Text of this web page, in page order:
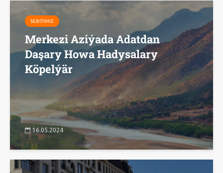
SEBITIMIZ
Merkezi Aziýada Adatdan
Daşary Howa Hadysalary
Köpelýär
16.05.2024